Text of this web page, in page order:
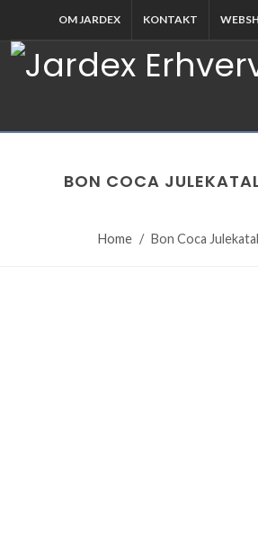
OM JARDEX KONTAKT
BON COCA
Home Bon Coca